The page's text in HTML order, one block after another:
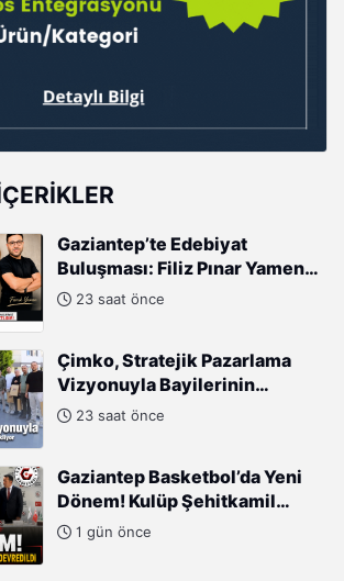
Gaziantep’te Edebiyat
Buluşması: Filiz Pınar Yamen
ve Faruk Yamen Okurlarıyla
23 saat önce
Çimko, Stratejik Pazarlama
Vizyonuyla Bayilerinin
Kurumsal Gelişimini
23 saat önce
Gaziantep Basketbol’da Yeni
Dönem! Kulüp Şehitkamil
Belediyesi’ne Devredildi
1 gün önce